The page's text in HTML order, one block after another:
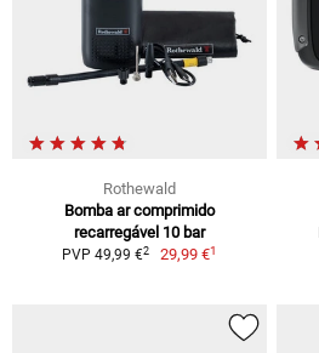
Rothewald
Bomba ar comprimido
recarregável 10 bar
PVP 49,99 €2 29,99 €1